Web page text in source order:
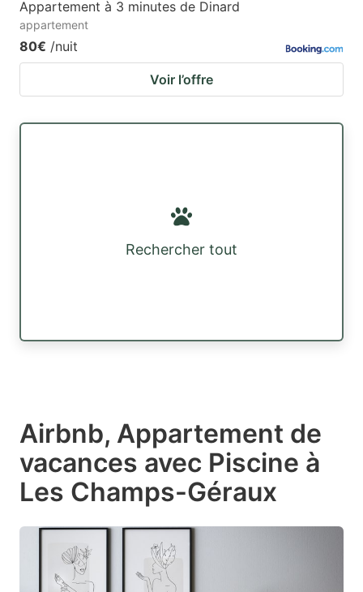
Appartement à 3 minutes de Dinard
appartement
80€ /nuit
Voir l’offre
Rechercher tout
Airbnb, Appartement de
vacances avec Piscine à
Les Champs-Géraux